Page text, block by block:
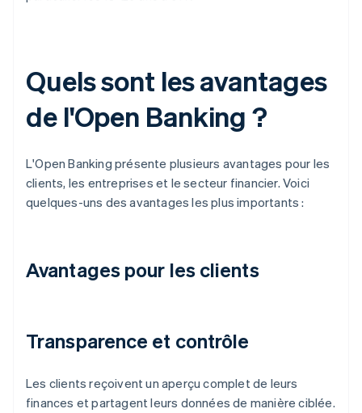
Quels sont les avantages
de l'Open Banking ?
L'Open Banking présente plusieurs avantages pour les
clients, les entreprises et le secteur financier. Voici
quelques-uns des avantages les plus importants :
Avantages pour les clients
Transparence et contrôle
Les clients reçoivent un aperçu complet de leurs
finances et partagent leurs données de manière ciblée.